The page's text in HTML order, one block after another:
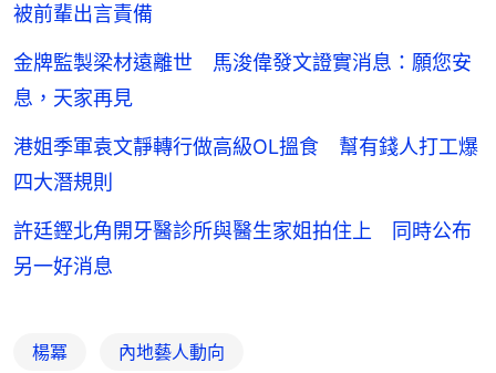
被前輩出言責備
金牌監製梁材遠離世 馬浚偉發文證實消息：願您安
息，天家再見
港姐季軍袁文靜轉行做高級OL搵食 幫有錢人打工爆
四大潛規則
許廷鏗北角開牙醫診所與醫生家姐拍住上 同時公布
另一好消息
楊冪 內地藝人動向